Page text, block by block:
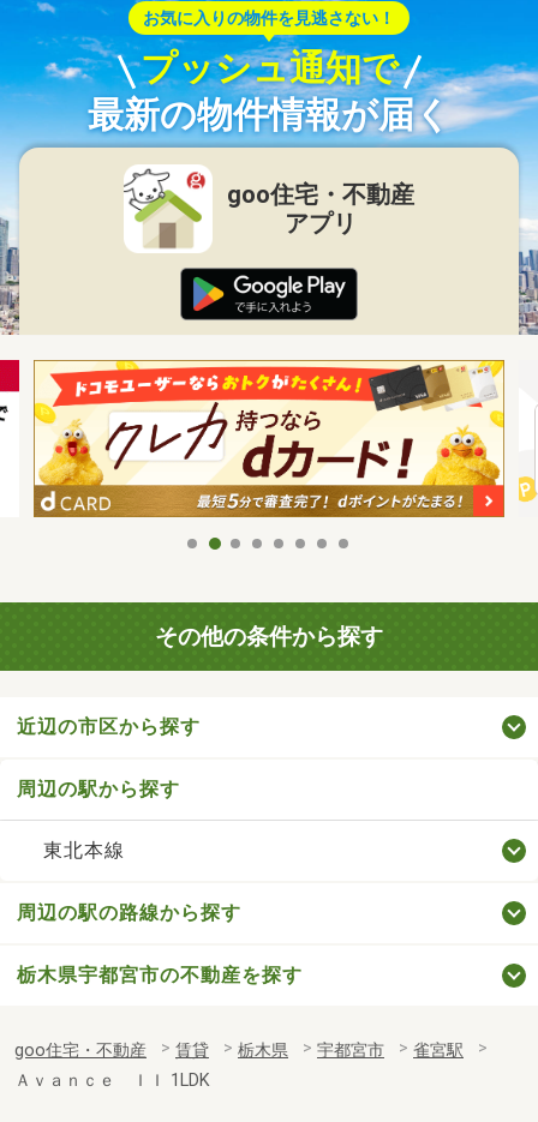
お気に入りの物件を見逃さない！
プッシュ通知で
最新の物件情報が届く
goo住宅・不動産
アプリ
その他の条件から探す
近辺の市区から探す
周辺の駅から探す
東北本線
周辺の駅の路線から探す
栃木県宇都宮市の不動産を探す
goo住宅・不動産 賃貸 栃木県 宇都宮市
雀宮駅
Ａｖａｎｃｅ ＩＩ 1LDK